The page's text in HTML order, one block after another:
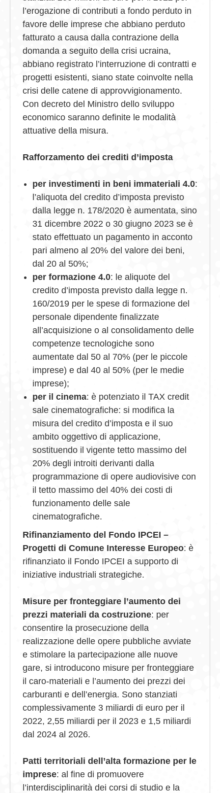
l’erogazione di contributi a fondo perduto in
favore delle imprese che abbiano perduto
fatturato a causa dalla contrazione della
domanda a seguito della crisi ucraina,
abbiano registrato l’interruzione di contratti e
progetti esistenti, siano state coinvolte nella
crisi delle catene di approvvigionamento.
Con decreto del Ministro dello sviluppo
economico saranno definite le modalità
attuative della misura.
Rafforzamento dei crediti d’imposta
per investimenti in beni immateriali 4.0:
l’aliquota del credito d’imposta previsto
dalla legge n. 178/2020 è aumentata, sino
31 dicembre 2022 o 30 giugno 2023 se è
stato effettuato un pagamento in acconto
pari almeno al 20% del valore dei beni,
dal 20 al 50%;
per formazione 4.0: le aliquote del
credito d’imposta previsto dalla legge n.
160/2019 per le spese di formazione del
personale dipendente finalizzate
all’acquisizione o al consolidamento delle
competenze tecnologiche sono
aumentate dal 50 al 70% (per le piccole
imprese) e dal 40 al 50% (per le medie
imprese);
per il cinema: è potenziato il TAX credit
sale cinematografiche: si modifica la
misura del credito d’imposta e il suo
ambito oggettivo di applicazione,
sostituendo il vigente tetto massimo del
20% degli introiti derivanti dalla
programmazione di opere audiovisive con
il tetto massimo del 40% dei costi di
funzionamento delle sale
cinematografiche.
Rifinanziamento del Fondo IPCEI –
Progetti di Comune Interesse Europeo: è
rifinanziato il Fondo IPCEI a supporto di
iniziative industriali strategiche.
Misure per fronteggiare l’aumento dei
prezzi materiali da costruzione: per
consentire la prosecuzione della
realizzazione delle opere pubbliche avviate
e stimolare la partecipazione alle nuove
gare, si introducono misure per fronteggiare
il caro-materiali e l’aumento dei prezzi dei
carburanti e dell’energia. Sono stanziati
complessivamente 3 miliardi di euro per il
2022, 2,55 miliardi per il 2023 e 1,5 miliardi
dal 2024 al 2026.
Patti territoriali dell’alta formazione per le
imprese: al fine di promuovere
l’interdisciplinarità dei corsi di studio e la